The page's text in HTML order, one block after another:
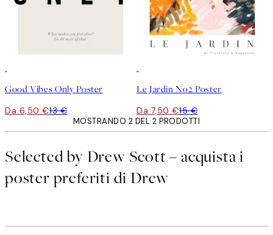
Good Vibes Only Poster
Da 6,50 €13 €
Le Jardin No2 Poster
Da 7,50 €15 €
MOSTRANDO 2 DEL 2 PRODOTTI
Selected by Drew Scott – acquista i
poster preferiti di Drew